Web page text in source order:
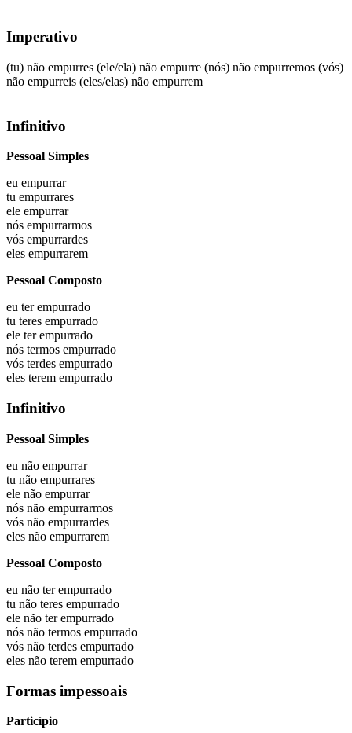
Imperativo
(tu) não empurres (ele/ela) não empurre (nós) não empurremos (vós)
não empurreis (eles/elas) não empurrem
Infinitivo
Pessoal Simples
eu empurrar
tu empurrares
ele empurrar
nós empurrarmos
vós empurrardes
eles empurrarem
Pessoal Composto
eu ter empurrado
tu teres empurrado
ele ter empurrado
nós termos empurrado
vós terdes empurrado
eles terem empurrado
Infinitivo
Pessoal Simples
eu não empurrar
tu não empurrares
ele não empurrar
nós não empurrarmos
vós não empurrardes
eles não empurrarem
Pessoal Composto
eu não ter empurrado
tu não teres empurrado
ele não ter empurrado
nós não termos empurrado
vós não terdes empurrado
eles não terem empurrado
Formas impessoais
Particípio